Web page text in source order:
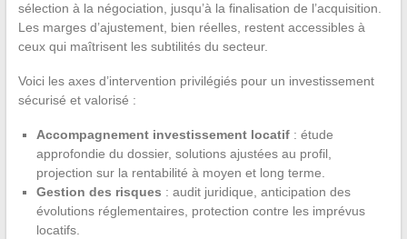
sélection à la négociation, jusqu’à la finalisation de l’acquisition.
Les marges d’ajustement, bien réelles, restent accessibles à
ceux qui maîtrisent les subtilités du secteur.
Voici les axes d’intervention privilégiés pour un investissement
sécurisé et valorisé :
Accompagnement investissement locatif: étude
approfondie du dossier, solutions ajustées au profil,
projection sur la rentabilité à moyen et long terme.
Gestion des risques : audit juridique, anticipation des
évolutions réglementaires, protection contre les imprévus
locatifs.